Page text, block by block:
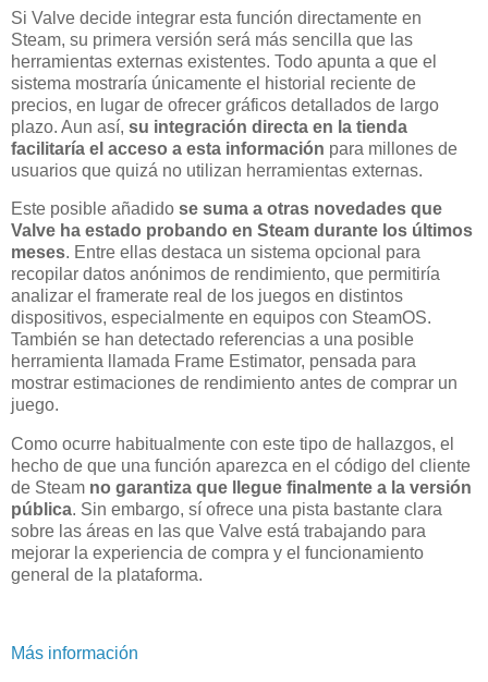
Si Valve decide integrar esta función directamente en
Steam, su primera versión será más sencilla que las
herramientas externas existentes. Todo apunta a que el
sistema mostraría únicamente el historial reciente de
precios, en lugar de ofrecer gráficos detallados de largo
plazo. Aun así, su integración directa en la tienda
facilitaría el acceso a esta información para millones de
usuarios que quizá no utilizan herramientas externas.
Este posible añadido se suma a otras novedades que
Valve ha estado probando en Steam durante los últimos
meses. Entre ellas destaca un sistema opcional para
recopilar datos anónimos de rendimiento, que permitiría
analizar el framerate real de los juegos en distintos
dispositivos, especialmente en equipos con SteamOS.
También se han detectado referencias a una posible
herramienta llamada Frame Estimator, pensada para
mostrar estimaciones de rendimiento antes de comprar un
juego.
Como ocurre habitualmente con este tipo de hallazgos, el
hecho de que una función aparezca en el código del cliente
de Steam no garantiza que llegue finalmente a la versión
pública. Sin embargo, sí ofrece una pista bastante clara
sobre las áreas en las que Valve está trabajando para
mejorar la experiencia de compra y el funcionamiento
general de la plataforma.
Más información